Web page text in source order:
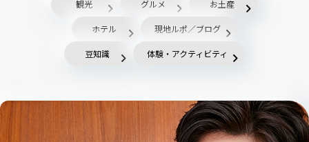
観光 グルメ お土産
ホテル 現地ルポ／ブログ
豆知識 体験・アクティビティ